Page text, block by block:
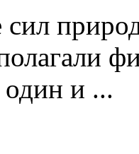
и ...